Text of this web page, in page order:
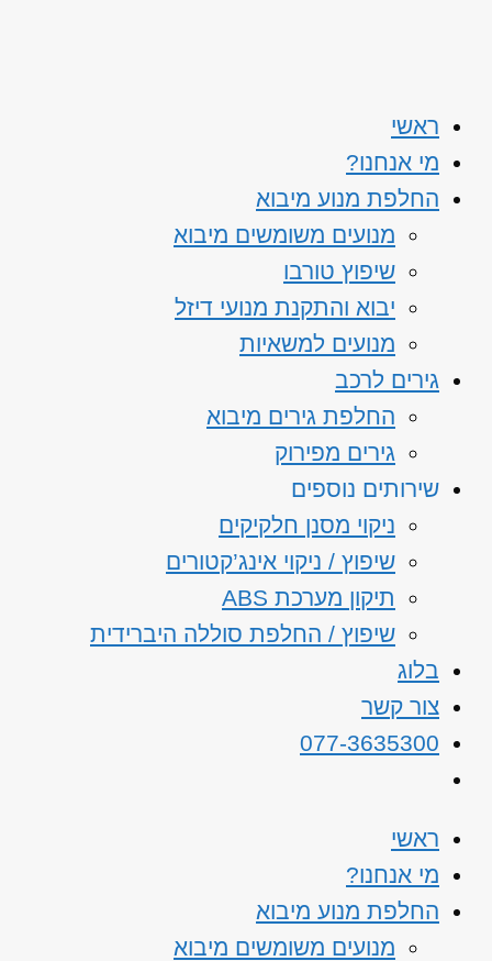
ראשי
מי אנחנו?
החלפת מנוע מיבוא
מנועים משומשים מיבוא
שיפוץ טורבו
יבוא והתקנת מנועי דיזל
מנועים למשאיות
גירים לרכב
החלפת גירים מיבוא
גירים מפירוק
שירותים נוספים
ניקוי מסנן חלקיקים
שיפוץ / ניקוי אינג’קטורים
תיקון מערכת ABS
שיפוץ / החלפת סוללה היברידית
בלוג
צור קשר
077-3635300
ראשי
מי אנחנו?
החלפת מנוע מיבוא
מנועים משומשים מיבוא